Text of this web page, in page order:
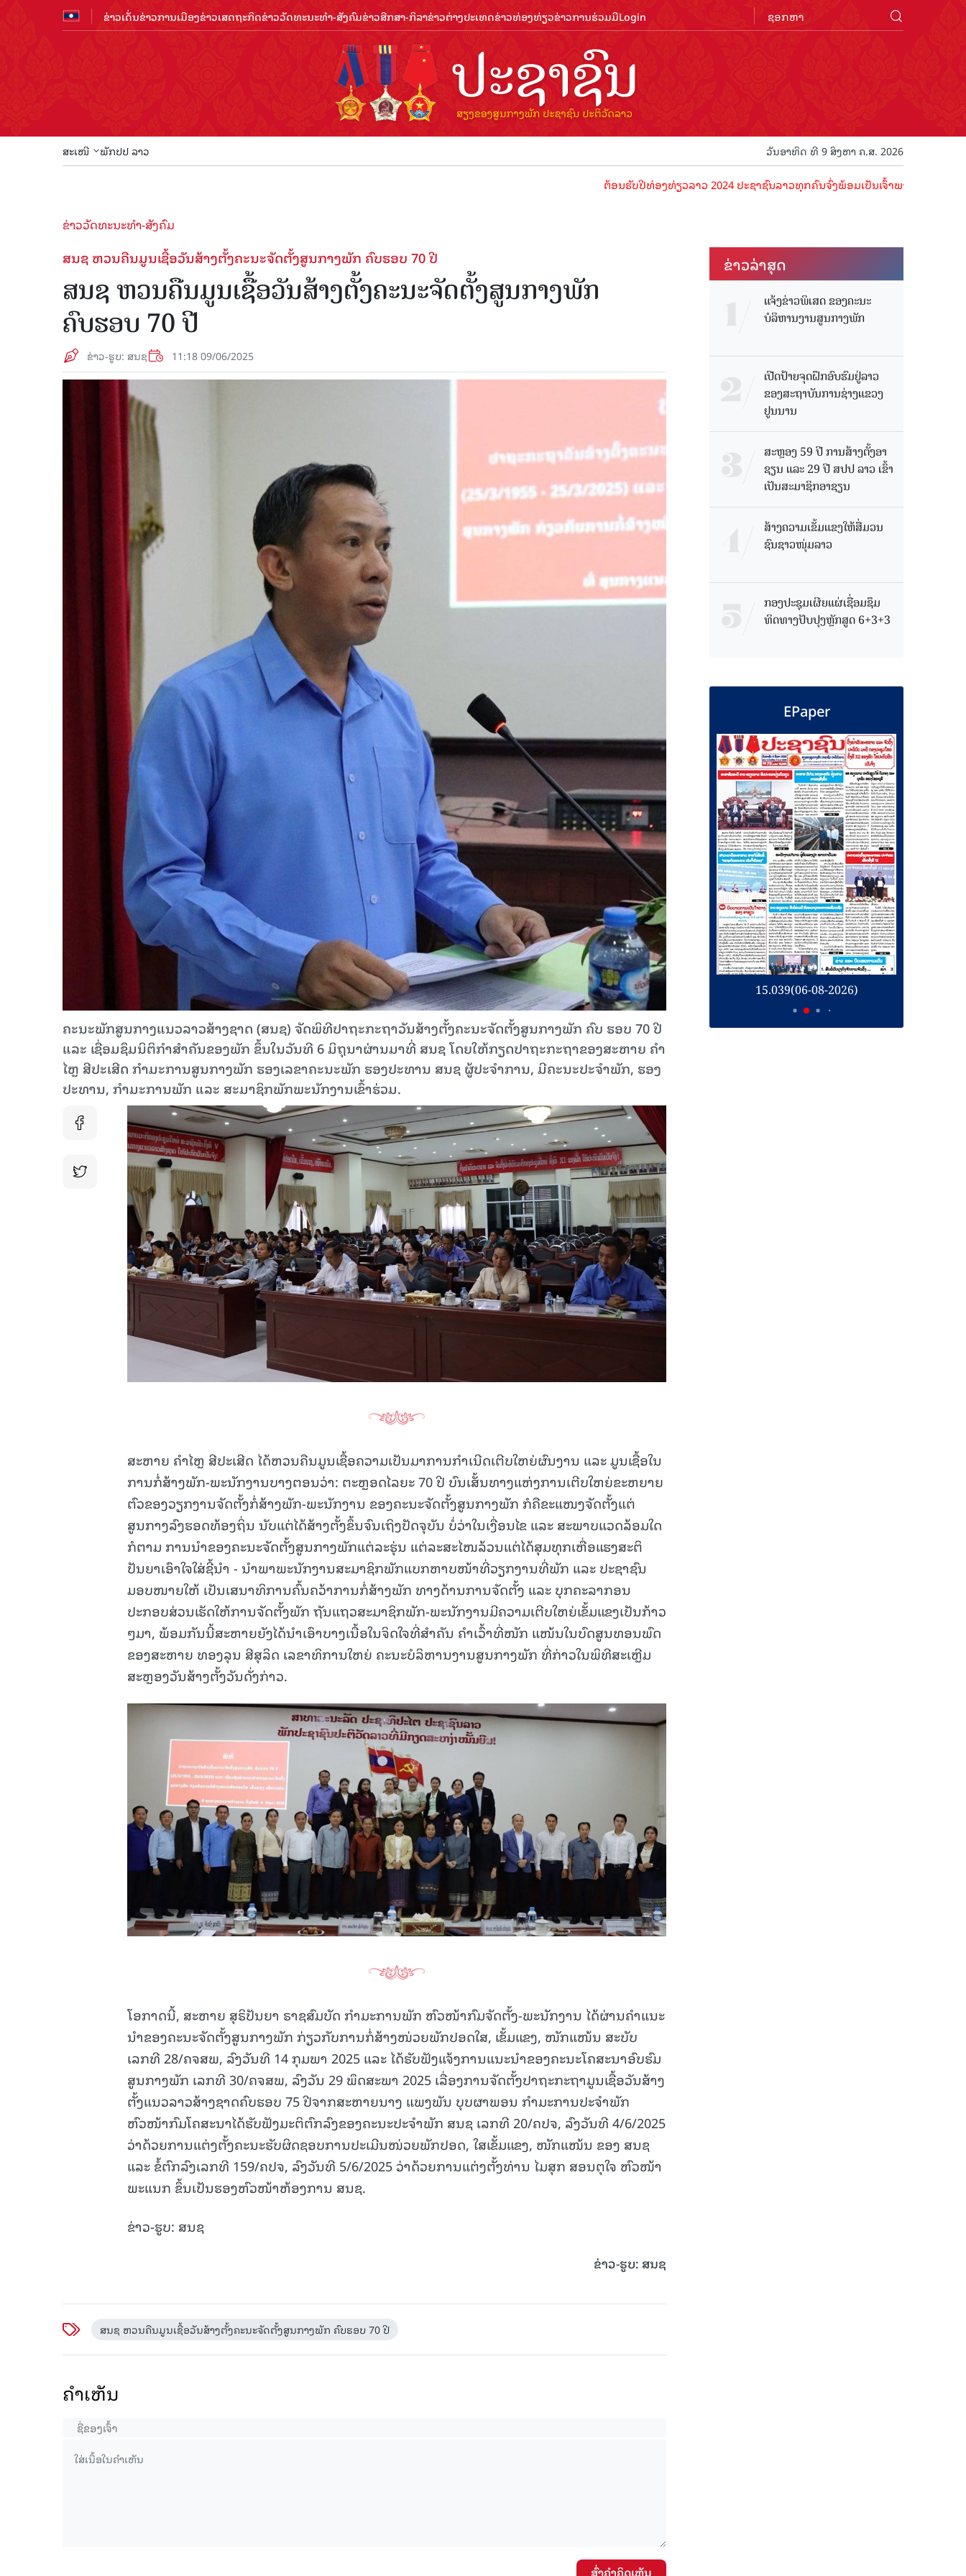
ຂ່າວເດັ່ນຂ່າວການເມືອງຂ່າວເສດຖະກິດຂ່າວວັດທະນະທຳ-ສັງຄົມຂ່າວສືກສາ-ກິລາຂ່າວຕ່າງປະເທດຂ່າວທ່ອງທ່ຽວຂ່າວການຮ່ວມມືLogin
ສະເໜີ ພັກປປ ລາວ ວັນອາທິດ ທີ 9 ສິງຫາ ຄ.ສ. 2026
ຕ້ອນຮັບປີທ່ອງທ່ຽວລາວ 2024 ປະຊາຊົນລາວທຸກຄົນຈົ່ງພ້ອມເປັນເຈົ້າພາບທີ່ດີ ຕ້ອນຮັບນັກທ່ອງ
ຂ່າວວັດທະນະທຳ-ສັງຄົມ
ສນຊ ຫວນຄືນມູນເຊື້ອວັນສ້າງຕັ້ງຄະນະຈັດຕັ້ງສູນກາງພັກ ຄົບຮອບ 70 ປີ
ສນຊ ຫວນຄືນມູນເຊື້ອວັນສ້າງຕັ້ງຄະນະຈັດຕັ້ງສູນກາງພັກ
ຄົບຮອບ 70 ປີ
ຂ່າວ-ຮູບ: ສນຊ 11:18 09/06/2025
ຄະນະພັກສູນກາງແນວລາວສ້າງຊາດ (ສນຊ) ຈັດພິທີປາຖະກະຖາວັນສ້າງຕັ້ງຄະນະຈັດຕັ້ງສູນກາງພັກ ຄົບ ຮອບ 70 ປີ
ແລະ ເຊື່ອມຊຶມນິຕິກໍາສໍາຄັນຂອງພັກ ຂຶ້ນໃນວັນທີ 6 ມິຖຸນາຜ່ານມາທີ່ ສນຊ ໂດຍໃຫ້ກຽດປາຖະກະຖາຂອງສະຫາຍ ຄຳ
ໄຫຼ ສີປະເສີດ ກຳມະການສູນກາງພັກ ຮອງເລຂາຄະນະພັກ ຮອງປະທານ ສນຊ ຜູ້ປະຈຳການ, ມີຄະນະປະຈໍາພັກ, ຮອງ
ປະທານ, ກໍາມະການພັກ ແລະ ສະມາຊິກພັກພະນັກງານເຂົ້າຮ່ວມ.
ສະຫາຍ ຄຳໄຫຼ ສີປະເສີດ ໄດ້ຫວນຄືນມູນເຊື້ອຄວາມເປັນມາການກໍາເນີດເຕີບໃຫຍ່ຜົນງານ ແລະ ມູນເຊື້ອໃນ
ການກໍ່ສ້າງພັກ-ພະນັກງານບາງຕອນວ່າ: ຕະຫຼອດໄລຍະ 70 ປີ ບົນເສັ້ນທາງແຫ່ງການເຕີບໃຫຍ່ຂະຫຍາຍ
ຕົວຂອງວຽກງານຈັດຕັ້ງກໍ່ສ້າງພັກ-ພະນັກງານ ຂອງຄະນະຈັດຕັ້ງສູນກາງພັກ ກໍຄືຂະແໜງຈັດຕັ້ງແຕ່
ສູນກາງລົງຮອດທ້ອງຖິ່ນ ນັບແຕ່ໄດ້ສ້າງຕັ້ງຂຶ້ນຈົນເຖິງປັດຈຸບັນ ບໍ່ວ່າໃນເງື່ອນໄຂ ແລະ ສະພາບແວດລ້ອມໃດ
ກໍຕາມ ການນໍາຂອງຄະນະຈັດຕັ້ງສູນກາງພັກແຕ່ລະຮຸ່ນ ແຕ່ລະສະໄໜລ້ວນແຕ່ໄດ້ສຸມທຸກເຫື່ອແຮງສະຕິ
ປັນຍາເອົາໃຈໃສ່ຊີ້ນຳ - ນຳພາພະນັກງານສະມາຊິກພັກແບກຫາບໜ້າທີ່ວຽກງານທີ່ພັກ ແລະ ປະຊາຊົນ
ມອບໜາຍໃຫ້ ເປັນເສນາທິການຄົ້ນຄວ້າການກໍ່ສ້າງພັກ ທາງດ້ານການຈັດຕັ້ງ ແລະ ບຸກຄະລາກອນ
ປະກອບສ່ວນເຮັດໃຫ້ການຈັດຕັ້ງພັກ ຖັນແຖວສະມາຊິກພັກ-ພະນັກງານມີຄວາມເຕີບໃຫຍ່ເຂັ້ມແຂງເປັນກ້າວ
ໆມາ, ພ້ອມກັນນີ້ສະຫາຍຍັງໄດ້ນໍາເອົາບາງເນື້ອໃນຈິດໃຈທີ່ສໍາຄັນ ຄໍາເວົ້າທີ່ໜັກ ແໜ້ນໃນບົດສູນທອນພົດ
ຂອງສະຫາຍ ທອງລຸນ ສີສຸລິດ ເລຂາທິການໃຫຍ່ ຄະນະບໍລິຫານງານສູນກາງພັກ ທີ່ກ່າວໃນພິທີສະເຫຼີມ
ສະຫຼອງວັນສ້າງຕັ້ງວັນດັ່ງກ່າວ.
ໂອກາດນີ້, ສະຫາຍ ສຸຣິປັນຍາ ຣາຊສົມບັດ ກໍາມະການພັກ ຫົວໜ້າກົມຈັດຕັ້ງ-ພະນັກງານ ໄດ້ຜ່ານຄໍາແນະ
ນໍາຂອງຄະນະຈັດຕັ້ງສູນກາງພັກ ກ່ຽວກັບການກໍ່ສ້າງໜ່ວຍພັກປອດໃສ, ເຂັ້ມແຂງ, ໜັກແໜ້ນ ສະບັບ
ເລກທີ 28/ຄຈສພ, ລົງວັນທີ 14 ກຸມພາ 2025 ແລະ ໄດ້ຮັບຟັງແຈ້ງການແນະນໍາຂອງຄະນະໂຄສະນາອົບຮົມ
ສູນກາງພັກ ເລກທີ 30/ຄຈສພ, ລົງວັນ 29 ພຶດສະພາ 2025 ເລື່ອງການຈັດຕັ້ງປາຖະກະຖາມູນເຊື້ອວັນສ້າງ
ຕັ້ງແນວລາວສ້າງຊາດຄົບຮອບ 75 ປີຈາກສະຫາຍນາງ ແພງພັນ ບຸບຜາພອນ ກໍາມະການປະຈໍາພັກ
ຫົວໜ້າກົມໂຄສະນາໄດ້ຮັບຟັງມະຕິຕົກລົງຂອງຄະນະປະຈໍາພັກ ສນຊ ເລກທີ 20/ຄປຈ, ລົງວັນທີ 4/6/2025
ວ່າດ້ວຍການແຕ່ງຕັ້ງຄະນະຮັບຜິດຊອບການປະເມີນໜ່ວຍພັກປອດ, ໃສເຂັ້ມແຂງ, ໜັກແໜ້ນ ຂອງ ສນຊ
ແລະ ຂໍ້ຕົກລົງເລກທີ 159/ຄປຈ, ລົງວັນທີ 5/6/2025 ວ່າດ້ວຍການແຕ່ງຕັ້ງທ່ານ ໄມສຸກ ສອນຕຸໃຈ ຫົວໜ້າ
ພະແນກ ຂຶ້ນເປັນຮອງຫົວໜ້າຫ້ອງການ ສນຊ.
ຂ່າວ-ຮູບ: ສນຊ
ຂ່າວ-ຮູບ: ສນຊ
ສນຊ ຫວນຄືນມູນເຊື້ອວັນສ້າງຕັ້ງຄະນະຈັດຕັ້ງສູນກາງພັກ ຄົບຮອບ 70 ປີ
ຄໍາເຫັນ
ສົ່ງຄໍາຄິດເຫັນ
ຂ່າວ​ລ່າ​ສຸດ
ແຈ້ງຂ່າວພິເສດ ຂອງຄະນະ
ບໍລິຫານງານສູນກາງພັກ
ເປີດປ້າຍຈຸດຝຶກອົບຮົມຢູ່ລາວ
ຂອງສະຖາບັນການຊ່າງແຂວງ
ຢູນນານ
ສະຫຼອງ 59 ປີ ການສ້າງຕັ້ງອາ
ຊຽນ ແລະ 29 ປີ ສປປ ລາວ ເຂົ້າ
ເປັນສະມາຊິກອາຊຽນ
ສ້າງຄວາມເຂັ້ມແຂງໃຫ້ສື່ມວນ
ຊົນຊາວໜຸ່ມລາວ
ກອງປະຊຸມເຜີຍແຜ່ເຊື່ອມຊຶມ
ທິດທາງປັບປຸງຫຼັກສູດ 6+3+3
EPaper
15.040(07-08-2026) 15.039(06-08-2026)